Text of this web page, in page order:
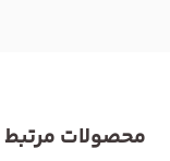
محصولات مرتبط